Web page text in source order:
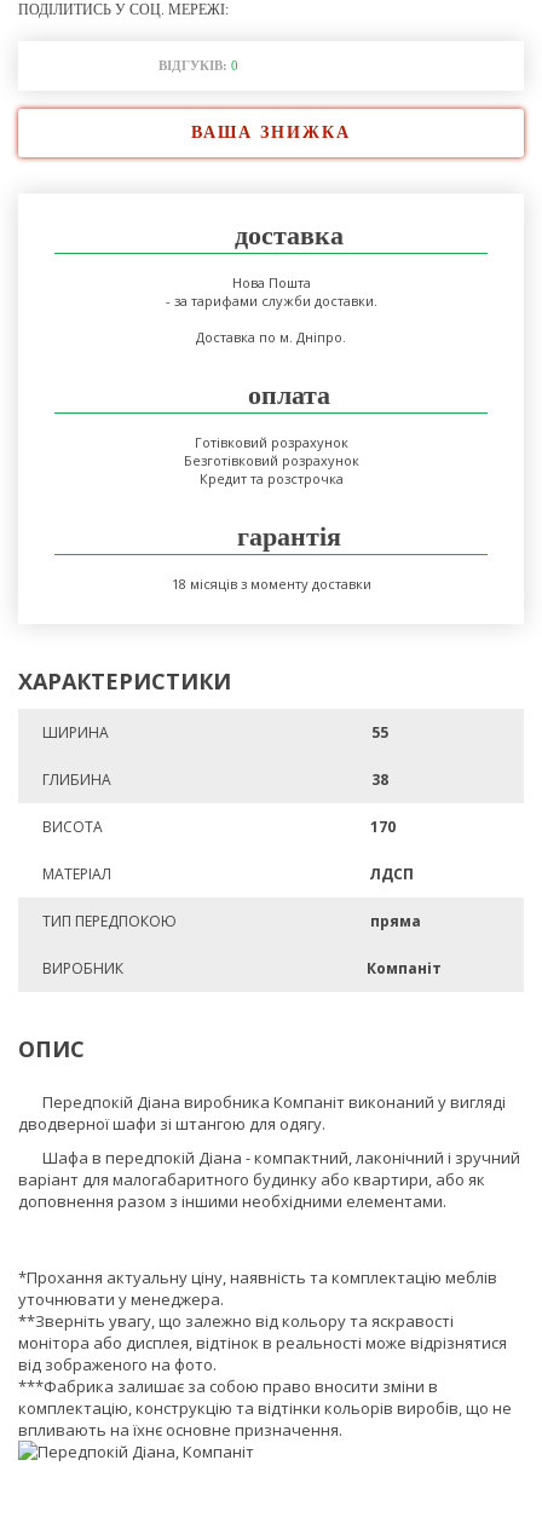
ПОДІЛИТИСЬ У СОЦ. МЕРЕЖІ:
ВІДГУКІВ: 0
ВАША ЗНИЖКА
доставка
Нова Пошта
- за тарифами служби доставки.
Доставка по м. Дніпро.
оплата
Готівковий розрахунок
Безготівковий розрахунок
Кредит та розстрочка
гарантія
18 місяців з моменту доставки
ХАРАКТЕРИСТИКИ
ШИРИНА 55
ГЛИБИНА 38
ВИСОТА 170
МАТЕРІАЛ ЛДСП
ТИП ПЕРЕДПОКОЮ пряма
ВИРОБНИК Компаніт
ОПИС
Передпокій Діана виробника Компаніт виконаний у вигляді
дводверної шафи зі штангою для одягу.
Шафа в передпокій Діана - компактний, лаконічний і зручний
варіант для малогабаритного будинку або квартири, або як
доповнення разом з іншими необхідними елементами.
*Прохання актуальну ціну, наявність та комплектацію меблів
уточнювати у менеджера.
**Зверніть увагу, що залежно від кольору та яскравості
монітора або дисплея, відтінок в реальності може відрізнятися
від зображеного на фото.
***Фабрика залишає за собою право вносити зміни в
комплектацію, конструкцію та відтінки кольорів виробів, що не
впливають на їхнє основне призначення.